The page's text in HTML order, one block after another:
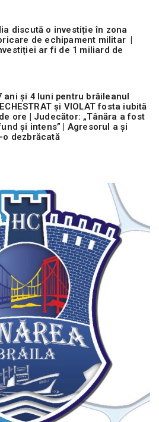
discută o investiție în zona
de echipament militar |
ar fi de 1 miliard de
ani și 4 luni pentru brăileanul
și VIOLAT fosta iubită
ore | Judecător: „Tânăra a fost
și intens” | Agresorul a și
dezbrăcată